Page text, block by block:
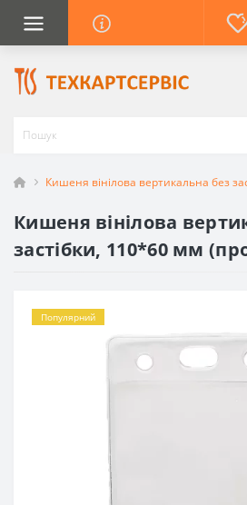
Кишеня вінілова вертикальна без
Кишеня вінілова
застібки, 110*60 мм
Популярний